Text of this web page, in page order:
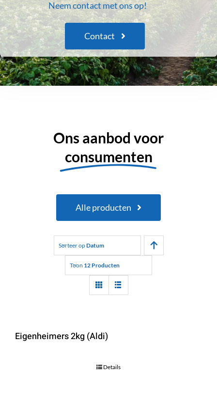
Neem contact met ons op!
Contact
Ons aanbod voor
consumenten
Alle producten
Sorteer opDatum
Toon 12 Producten
Eigenheimers 2kg (Aldi)
Details